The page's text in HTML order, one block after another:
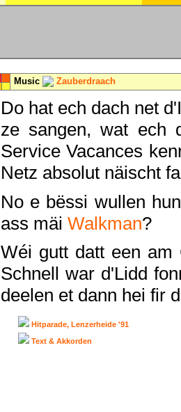
Music Zauberdraach
Do hat ech dach net
ze sangen, wat ech
Service Vacances
Netz absolut näischt
No e bëssi wullen
ass mäi Walkman?
Wéi gutt datt een am
Schnell war d'Lidd
deelen et dann hei fir
Hitparade, Lenzerheide '91
Text & Akkorden